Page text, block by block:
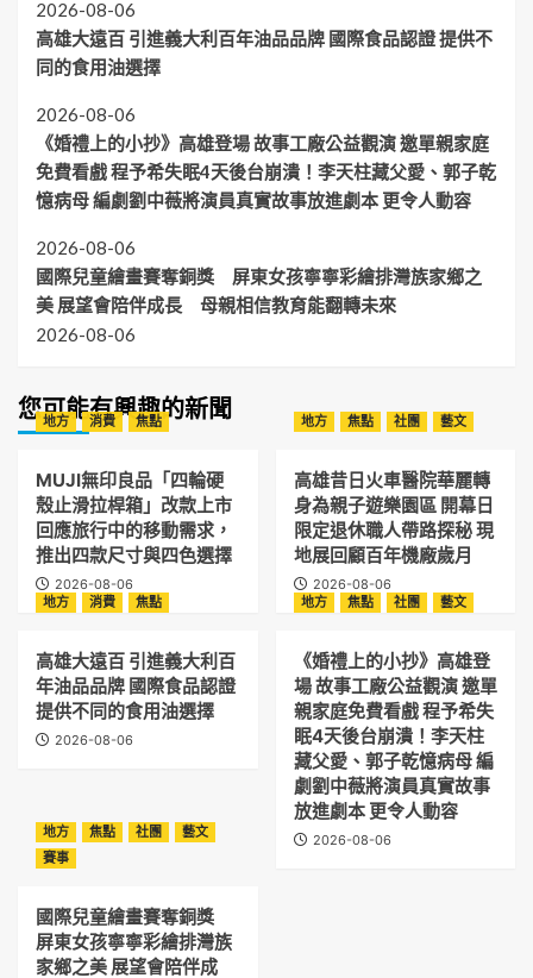
2026-08-06
高雄大遠百 引進義大利百年油品品牌 國際食品認證 提供不
同的食用油選擇
2026-08-06
《婚禮上的小抄》高雄登場 故事工廠公益觀演 邀單親家庭
免費看戲 程予希失眠4天後台崩潰！李天柱藏父愛、郭子乾
憶病母 編劇劉中薇將演員真實故事放進劇本 更令人動容
2026-08-06
國際兒童繪畫賽奪銅獎 屏東女孩寧寧彩繪排灣族家鄉之
美 展望會陪伴成長 母親相信教育能翻轉未來
2026-08-06
您可能有興趣的新聞
地方 消費 焦點
MUJI無印良品「四輪硬
殼止滑拉桿箱」改款上市
回應旅行中的移動需求，
推出四款尺寸與四色選擇
2026-08-06
地方 焦點 社團 藝文
高雄昔日火車醫院華麗轉
身為親子遊樂園區 開幕日
限定退休職人帶路探秘 現
地展回顧百年機廠歲月
2026-08-06
地方
消費 焦點
高雄大遠百 引進義大利百
年油品品牌 國際食品認證
提供不同的食用油選擇
2026-08-06
地方 焦點 社團 藝文
《婚禮上的小抄》高雄登
場 故事工廠公益觀演 邀單
親家庭免費看戲 程予希失
眠4天後台崩潰！李天柱
藏父愛、郭子乾憶病母 編
劇劉中薇將演員真實故事
放進劇本 更令人動容
2026-08-06
地方 焦點 社團
藝文
賽事
國際兒童繪畫賽奪銅獎
屏東女孩寧寧彩繪排灣族
家鄉之美 展望會陪伴成